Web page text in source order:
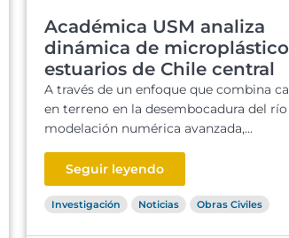
Académica USM analiza
dinámica de
estuarios de Chile central
A través de un enfoque que combina
en terreno en la desembocadura del
modelación numérica avanzada,...
Seguir leyendo
Investigación Noticias Obras Civiles